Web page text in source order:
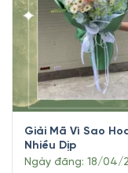
Giải Mã Vì Sao
Nhiều Dịp
Ngày đăng: 18/04/